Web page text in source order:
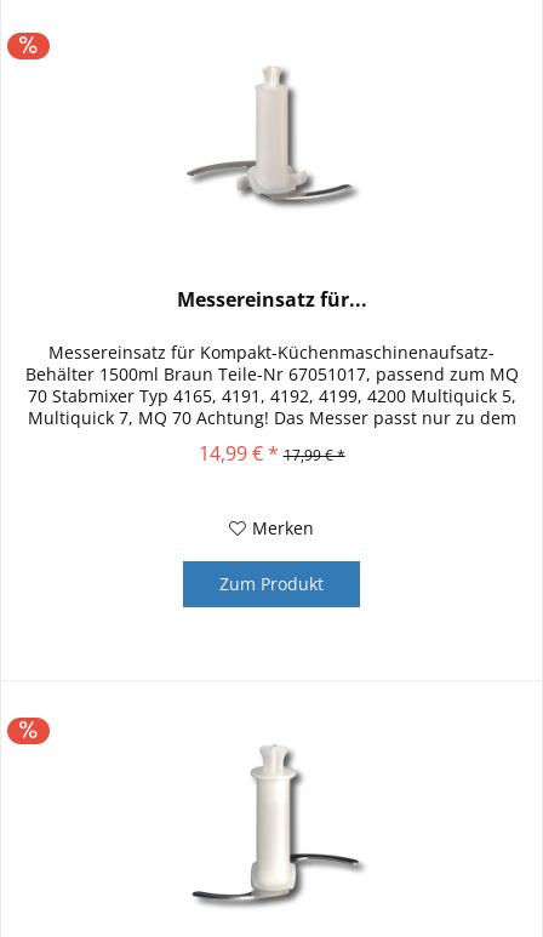
Messereinsatz für...
Messereinsatz für Kompakt-Küchenmaschinenaufsatz-
Behälter 1500ml Braun Teile-Nr 67051017, passend zum MQ
70 Stabmixer Typ 4165, 4191, 4192, 4199, 4200 Multiquick 5,
Multiquick 7, MQ 70 Achtung! Das Messer passt nur zu dem
14,99 € * 17,99 € *
Merken
Zum Produkt